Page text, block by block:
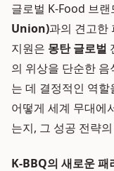
글로벌 K-Food 브랜
Union)과의 견고한
지원은 몽탄 글로벌
의 위상을 단순한
는 데 결정적인 역
어떻게 세계 무대에
는지, 그 성공 전략
K-BBQ의 새로운 패